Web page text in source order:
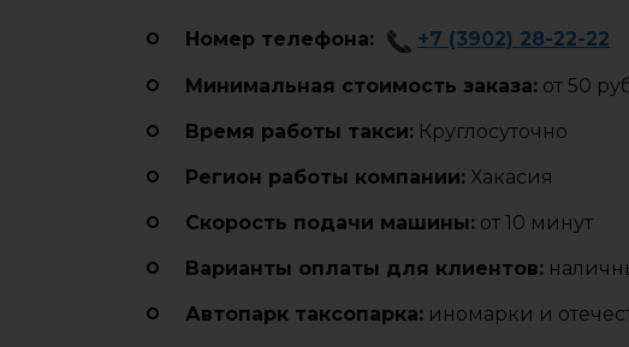
Номер телефона: +7 (3902) 28-22-22
Минимальная стоимость заказа: от 50
Время работы такси: Круглосуточно
Регион работы компании: Хакасия
Cкорость подачи машины: от 10 минут
Варианты оплаты для клиентов:
Автопарк таксопарка: иномарки и